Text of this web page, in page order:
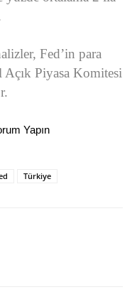
Fed’in para
Açık Piyasa Komitesi
Yapın
Türkiye